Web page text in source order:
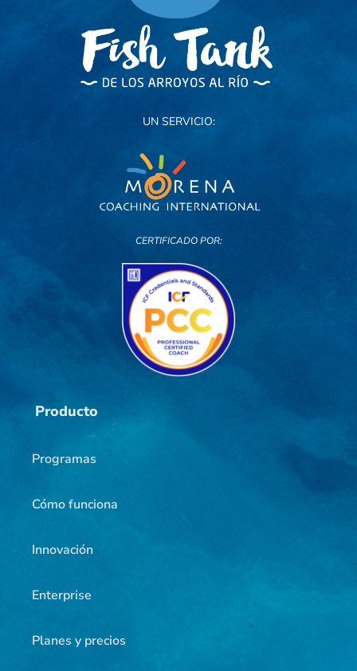
UN SERVICIO:
CERTIFICADO POR:
Producto
Programas
Cómo funciona
Innovación
Enterprise
Planes y precios